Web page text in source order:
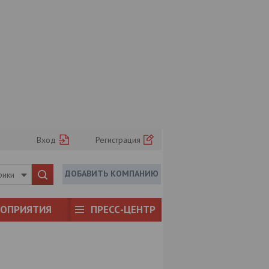
Вход Регистрация
ДОБАВИТЬ КОМПАНИЮ
ПРЕСС-ЦЕНТР